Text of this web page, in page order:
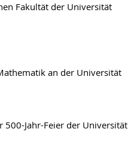
Fakultät der Universität
an der Universität
Jahr-Feier der Universität